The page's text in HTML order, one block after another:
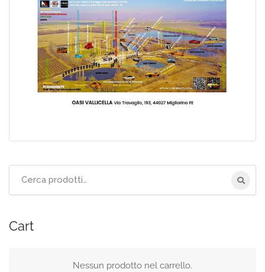
Cart
Nessun prodotto nel carrello.